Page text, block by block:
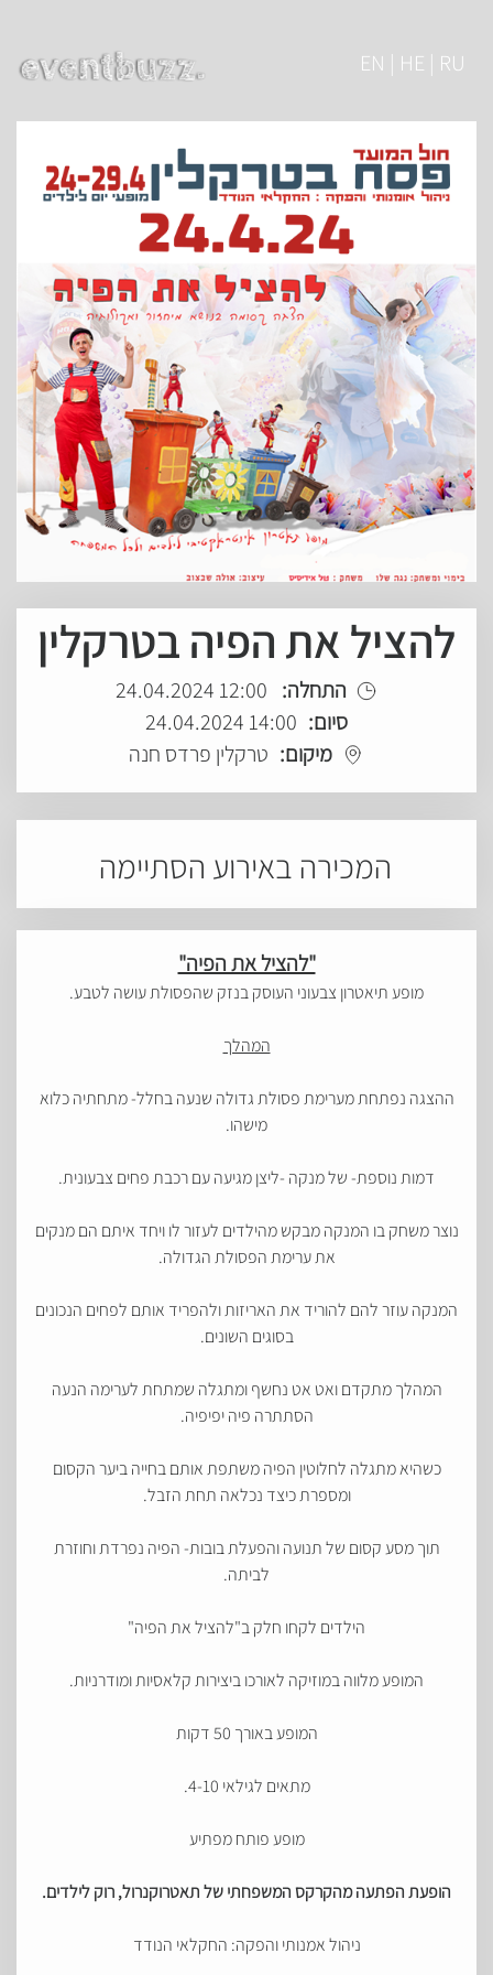
EN | HE | RU
להציל את הפיה בטרקלין
התחלה: 12:00 24.04.2024
סיום: 14:00 24.04.2024
מיקום: טרקלין פרדס חנה
המכירה באירוע הסתיימה
"להציל את הפיה"
מופע תיאטרון צבעוני העוסק בנזק שהפסולת עושה לטבע.
המהלך
ההצגה נפתחת מערימת פסולת גדולה שנעה בחלל- מתחתיה כלוא
מישהו.
דמות נוספת- של מנקה -ליצן מגיעה עם רכבת פחים צבעונית.
נוצר משחק בו המנקה מבקש מהילדים לעזור לו ויחד איתם הם מנקים
את ערימת הפסולת הגדולה.
המנקה עוזר להם להוריד את האריזות ולהפריד אותם לפחים הנכונים
בסוגים השונים.
המהלך מתקדם ואט אט נחשף ומתגלה שמתחת לערימה הנעה
הסתתרה פיה יפיפיה.
כשהיא מתגלה לחלוטין הפיה משתפת אותם בחייה ביער הקסום
ומספרת כיצד נכלאה תחת הזבל.
תוך מסע קסום של תנועה והפעלת בובות- הפיה נפרדת וחוזרת
לביתה.
הילדים לקחו חלק ב"להציל את הפיה"
המופע מלווה במוזיקה לאורכו ביצירות קלאסיות ומודרניות.
המופע באורך 50 דקות
מתאים לגילאי 4-10.
מופע פותח מפתיע
הופעת הפתעה מהקרקס המשפחתי של תאטרוקנרול, רוק לילדים.
ניהול אמנותי והפקה: החקלאי הנודד